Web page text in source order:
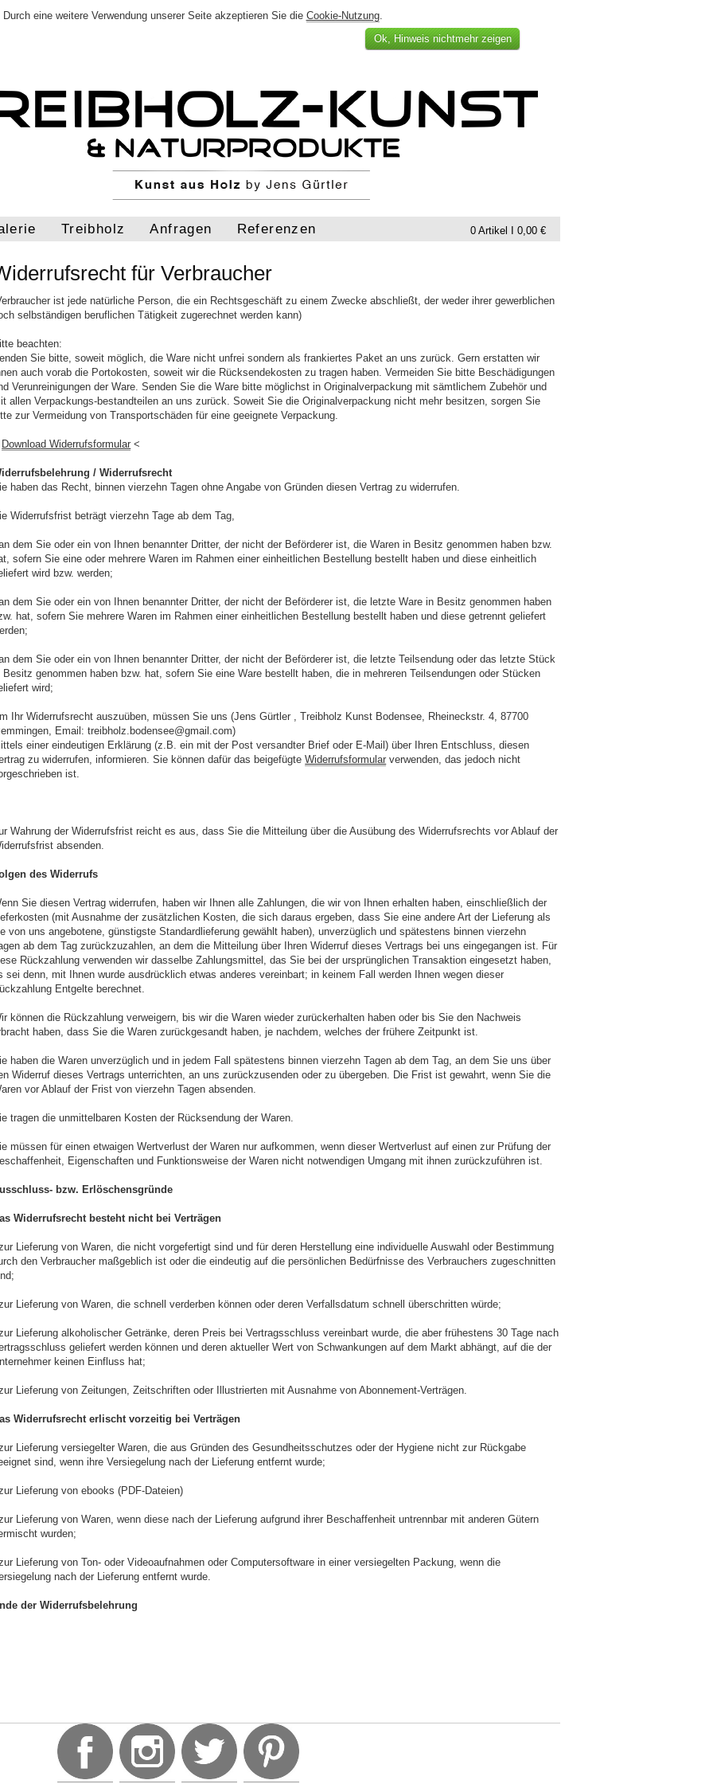
eine weitere Verwendung unserer Seite akzeptieren Sie die Cookie-Nutzung.
Ok, Hinweis nichtmehr zeigen
Treibholz Anfragen Referenzen 0 Artikel I 0,00 €
für Verbraucher
ist jede natürliche Person, die ein Rechtsgeschäft zu einem Zwecke abschließt, der weder ihrer gewerblichen
selbständigen beruflichen Tätigkeit zugerechnet werden kann)
beachten:
Sie bitte, soweit möglich, die Ware nicht unfrei sondern als frankiertes Paket an uns zurück. Gern erstatten wir
auch vorab die Portokosten, soweit wir die Rücksendekosten zu tragen haben. Vermeiden Sie bitte Beschädigungen
Verunreinigungen der Ware. Senden Sie die Ware bitte möglichst in Originalverpackung mit sämtlichem Zubehör und
allen Verpackungs-bestandteilen an uns zurück. Soweit Sie die Originalverpackung nicht mehr besitzen, sorgen Sie
zur Vermeidung von Transportschäden für eine geeignete Verpackung.
Download Widerrufsformular <
/ Widerrufsrecht
haben das Recht, binnen vierzehn Tagen ohne Angabe von Gründen diesen Vertrag zu widerrufen.
Widerrufsfrist beträgt vierzehn Tage ab dem Tag,
dem Sie oder ein von Ihnen benannter Dritter, der nicht der Beförderer ist, die Waren in Besitz genommen haben bzw.
sofern Sie eine oder mehrere Waren im Rahmen einer einheitlichen Bestellung bestellt haben und diese einheitlich
wird bzw. werden;
dem Sie oder ein von Ihnen benannter Dritter, der nicht der Beförderer ist, die letzte Ware in Besitz genommen haben
hat, sofern Sie mehrere Waren im Rahmen einer einheitlichen Bestellung bestellt haben und diese getrennt geliefert
dem Sie oder ein von Ihnen benannter Dritter, der nicht der Beförderer ist, die letzte Teilsendung oder das letzte Stück
Besitz genommen haben bzw. hat, sofern Sie eine Ware bestellt haben, die in mehreren Teilsendungen oder Stücken
wird;
Ihr Widerrufsrecht auszuüben, müssen Sie uns (Jens Gürtler , Treibholz Kunst Bodensee, Rheineckstr. 4, 87700
Email: treibholz.bodensee@gmail.com)
einer eindeutigen Erklärung (z.B. ein mit der Post versandter Brief oder E-Mail) über Ihren Entschluss, diesen
zu widerrufen, informieren. Sie können dafür das beigefügteWiderrufsformular verwenden, das jedoch nicht
ist.
Wahrung der Widerrufsfrist reicht es aus, dass Sie die Mitteilung über die Ausübung des Widerrufsrechts vor Ablauf der
absenden.
des Widerrufs
Sie diesen Vertrag widerrufen, haben wir Ihnen alle Zahlungen, die wir von Ihnen erhalten haben, einschließlich der
(mit Ausnahme der zusätzlichen Kosten, die sich daraus ergeben, dass Sie eine andere Art der Lieferung als
von uns angebotene, günstigste Standardlieferung gewählt haben), unverzüglich und spätestens binnen vierzehn
ab dem Tag zurückzuzahlen, an dem die Mitteilung über Ihren Widerruf dieses Vertrags bei uns eingegangen ist. Für
Rückzahlung verwenden wir dasselbe Zahlungsmittel, das Sie bei der ursprünglichen Transaktion eingesetzt haben,
sei denn, mit Ihnen wurde ausdrücklich etwas anderes vereinbart; in keinem Fall werden Ihnen wegen dieser
Entgelte berechnet.
können die Rückzahlung verweigern, bis wir die Waren wieder zurückerhalten haben oder bis Sie den Nachweis
haben, dass Sie die Waren zurückgesandt haben, je nachdem, welches der frühere Zeitpunkt ist.
haben die Waren unverzüglich und in jedem Fall spätestens binnen vierzehn Tagen ab dem Tag, an dem Sie uns über
Widerruf dieses Vertrags unterrichten, an uns zurückzusenden oder zu übergeben. Die Frist ist gewahrt, wenn Sie die
vor Ablauf der Frist von vierzehn Tagen absenden.
tragen die unmittelbaren Kosten der Rücksendung der Waren.
müssen für einen etwaigen Wertverlust der Waren nur aufkommen, wenn dieser Wertverlust auf einen zur Prüfung der
Eigenschaften und Funktionsweise der Waren nicht notwendigen Umgang mit ihnen zurückzuführen ist.
bzw. Erlöschensgründe
Widerrufsrecht besteht nicht bei Verträgen
Lieferung von Waren, die nicht vorgefertigt sind und für deren Herstellung eine individuelle Auswahl oder Bestimmung
den Verbraucher maßgeblich ist oder die eindeutig auf die persönlichen Bedürfnisse des Verbrauchers zugeschnitten
Lieferung von Waren, die schnell verderben können oder deren Verfallsdatum schnell überschritten würde;
Lieferung alkoholischer Getränke, deren Preis bei Vertragsschluss vereinbart wurde, die aber frühestens 30 Tage nach
geliefert werden können und deren aktueller Wert von Schwankungen auf dem Markt abhängt, auf die der
keinen Einfluss hat;
Lieferung von Zeitungen, Zeitschriften oder Illustrierten mit Ausnahme von Abonnement-Verträgen.
Widerrufsrecht erlischt vorzeitig bei Verträgen
Lieferung versiegelter Waren, die aus Gründen des Gesundheitsschutzes oder der Hygiene nicht zur Rückgabe
sind, wenn ihre Versiegelung nach der Lieferung entfernt wurde;
Lieferung von ebooks (PDF-Dateien)
Lieferung von Waren, wenn diese nach der Lieferung aufgrund ihrer Beschaffenheit untrennbar mit anderen Gütern
wurden;
Lieferung von Ton- oder Videoaufnahmen oder Computersoftware in einer versiegelten Packung, wenn die
nach der Lieferung entfernt wurde.
der Widerrufsbelehrung